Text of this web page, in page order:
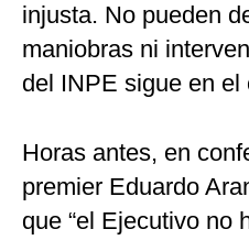
injusta. No pueden
maniobras ni
del INPE sigue en el
Horas antes, en
premier Eduardo
que “el Ejecutivo no